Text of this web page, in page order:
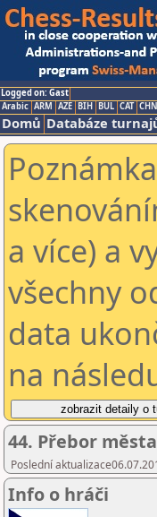
Logged on: Gast
Arabic ARM AZE BIH BUL CAT CHN
Domů Databáze
a více) a
všechny
data
na
44. Přebor
Poslední
Info o hráči